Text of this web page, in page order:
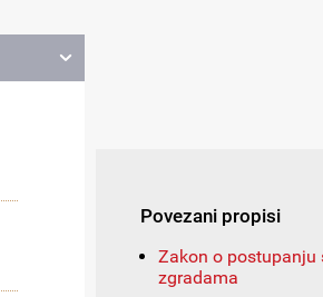
Povezani propisi
Zakon o postupanju
zgradama